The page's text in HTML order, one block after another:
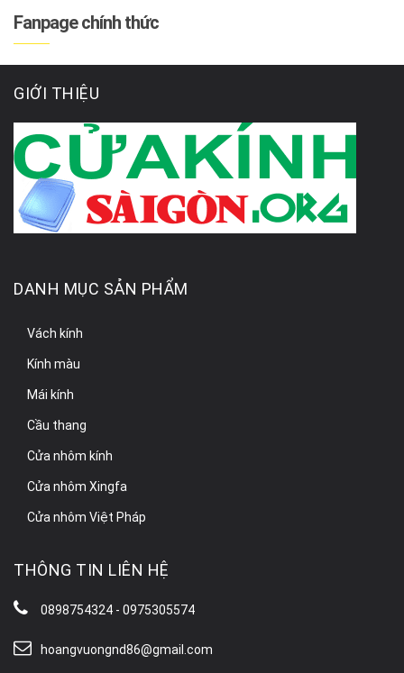
Fanpage chính thức
GIỚI THIỆU
DANH MỤC SẢN PHẨM
Vách kính
Kính màu
Mái kính
Cầu thang
Cửa nhôm kính
Cửa nhôm Xingfa
Cửa nhôm Việt Pháp
THÔNG TIN LIÊN HỆ
0898754324 - 0975305574
hoangvuongnd86@gmail.com